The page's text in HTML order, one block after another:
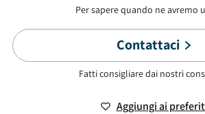
Per sapere quando ne avremo
Contattaci
Fatti consigliare dai nostri
Aggiungi ai